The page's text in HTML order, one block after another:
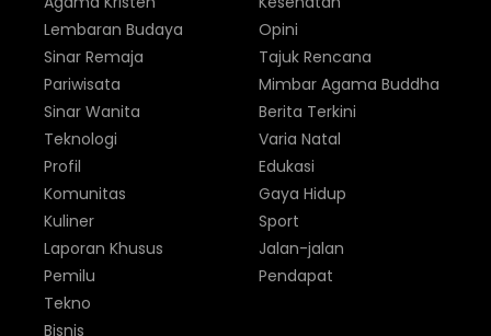
Lembaran Budaya
Sinar Remaja
Pariwisata
Sinar Wanita
Opini
Tajuk Rencana
Mimbar Agama Buddha
Berita Terkini
Teknologi
Profil
Komunitas
Kuliner
Laporan Khusus
Pemilu
Varia Natal
Edukasi
Gaya Hidup
Sport
Jalan-jalan
Pendapat
Tekno
Bisnis